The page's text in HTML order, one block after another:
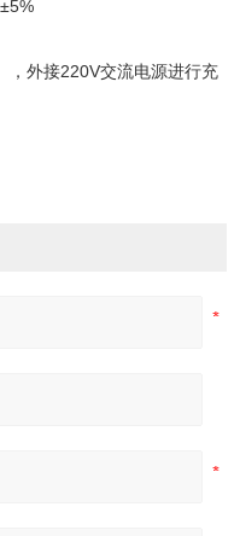
，外接220V交流电源进行充